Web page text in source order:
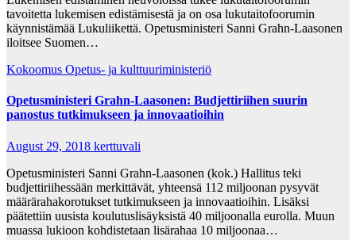
tavoitetta lukemisen edistämisestä ja on osa lukutaitofoorumin
käynnistämää Lukuliikettä. Opetusministeri Sanni Grahn-Laasonen
iloitsee Suomen…
Kokoomus Opetus- ja kulttuuriministeriö
Opetusministeri Grahn-Laasonen: Budjettiriihen suurin
panostus tutkimukseen ja innovaatioihin
August 29, 2018 kerttuvali
Opetusministeri Sanni Grahn-Laasonen (kok.) Hallitus teki
budjettiriihessään merkittävät, yhteensä 112 miljoonan pysyvät
määrärahakorotukset tutkimukseen ja innovaatioihin. Lisäksi
päätettiin uusista koulutuslisäyksistä 40 miljoonalla eurolla. Muun
muassa lukioon kohdistetaan lisärahaa 10 miljoonaa…